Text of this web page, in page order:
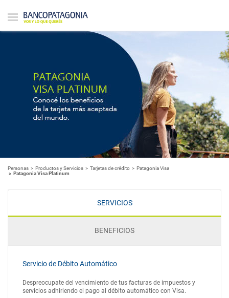
Personas Productos y Servicios Tarjetas de crédito
Patagonia Visa
Patagonia Visa Platinum
SERVICIOS
BENEFICIOS
Servicio de Débito Automático
Despreocupate del vencimiento de tus facturas de impuestos y
servicios adhiriendo el pago al débito automático con Visa.